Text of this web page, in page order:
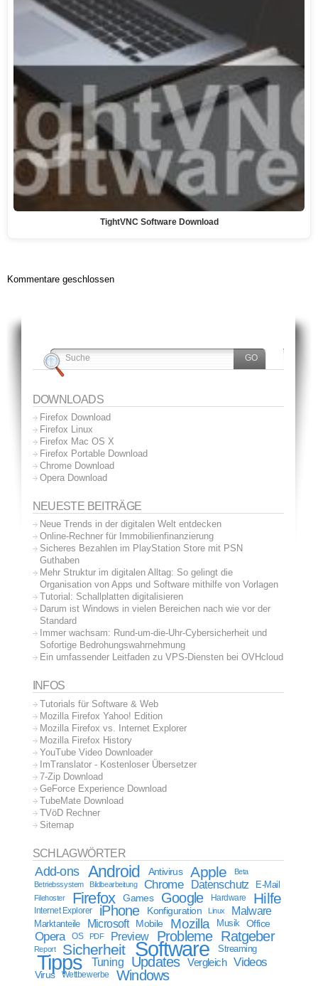
TightVNC Software Download
Kommentare geschlossen
DOWNLOADS
Firefox Download
Firefox Linux
Firefox Mac OS X
Firefox Portable Download
Chrome Download
Opera Download
NEUESTE BEITRÄGE
Neue Trends in der digitalen Welt entdecken
Online-Rechner für Immobilienfinanzierung
Sicheres Bezahlen im PlayStation Store mit PSN
Guthaben
Mehr Struktur im digitalen Alltag: So gelingt die
Organisation von Apps und Software mithilfe von Vorlagen
Tutorial: Schallplatten digitalisieren
Darum ist Windows in vielen Bereichen nach wie vor der
Standard
Immer wachsam: Rund-um-die-Uhr-Cybersicherheit und
Sofortige Bedrohungswahrnehmung
Ein umfassender Leitfaden zu VPS-Diensten bei OVHcloud
INFOS
Tutorials für Software & Web
Mozilla Firefox Yahoo! Edition
Mozilla Firefox vs. Internet Explorer
Mozilla Firefox History
YouTube Video Downloader
ImTranslator - Kostenloser Übersetzer
7-Zip Download
GeForce Experience Download
TubeMate Download
TVöD Rechner
Sitemap
SCHLAGWÖRTER
Add-ons Android Antivirus Apple
Beta
Betriebssystem
Bildbearbeitung Chrome Datenschutz E-Mail
Filehoster Firefox Games Google Hardware Hilfe
Internet Explorer iPhone Konfiguration Linux Malware
Marktanteile Microsoft Mobile Mozilla Musik Office
Opera OS PDF Preview Probleme Ratgeber
Report Sicherheit Software Streaming
Tipps Tuning Updates Vergleich Videos
Virus Wettbewerbe Windows